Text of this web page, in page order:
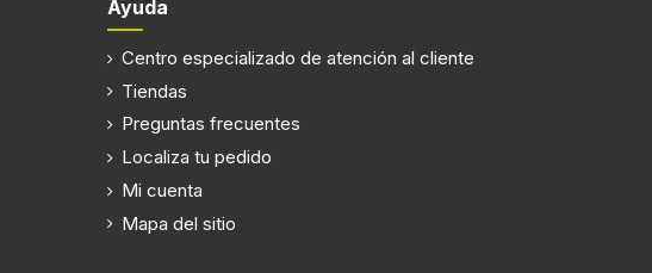
Ayuda
Centro especializado de atención al cliente
Tiendas
Preguntas frecuentes
Localiza tu pedido
Mi cuenta
Mapa del sitio